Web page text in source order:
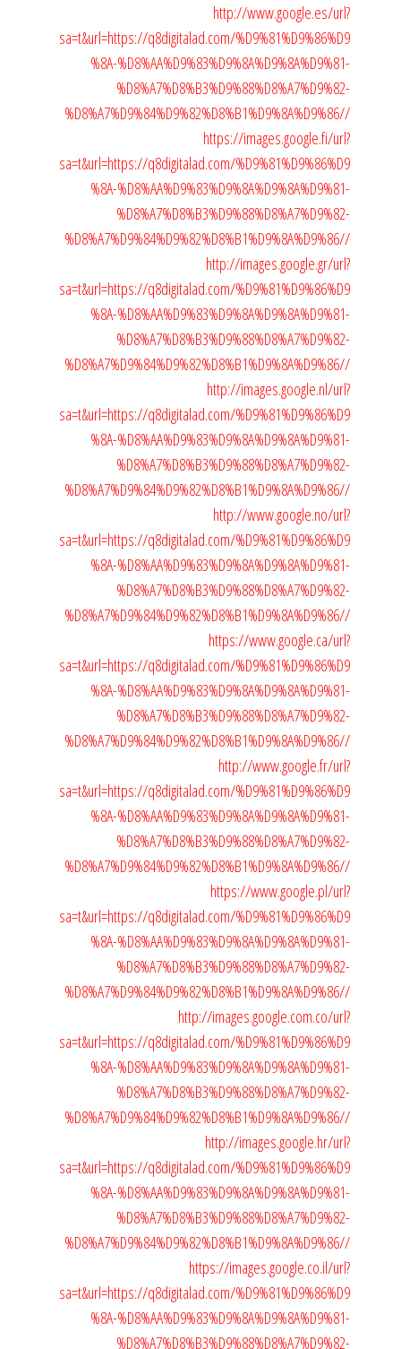
http://www.google.es/url?
sa=t&url=https://q8digitalad.com/%D9%81%D9%86%D9
%8A-%D8%AA%D9%83%D9%8A%D9%8A%D9%81-
%D8%A7%D8%B3%D9%88%D8%A7%D9%82-
%D8%A7%D9%84%D9%82%D8%B1%D9%8A%D9%86//
https://images.google.fi/url?
sa=t&url=https://q8digitalad.com/%D9%81%D9%86%D9
%8A-%D8%AA%D9%83%D9%8A%D9%8A%D9%81-
%D8%A7%D8%B3%D9%88%D8%A7%D9%82-
%D8%A7%D9%84%D9%82%D8%B1%D9%8A%D9%86//
http://images.google.gr/url?
sa=t&url=https://q8digitalad.com/%D9%81%D9%86%D9
%8A-%D8%AA%D9%83%D9%8A%D9%8A%D9%81-
%D8%A7%D8%B3%D9%88%D8%A7%D9%82-
%D8%A7%D9%84%D9%82%D8%B1%D9%8A%D9%86//
http://images.google.nl/url?
sa=t&url=https://q8digitalad.com/%D9%81%D9%86%D9
%8A-%D8%AA%D9%83%D9%8A%D9%8A%D9%81-
%D8%A7%D8%B3%D9%88%D8%A7%D9%82-
%D8%A7%D9%84%D9%82%D8%B1%D9%8A%D9%86//
http://www.google.no/url?
sa=t&url=https://q8digitalad.com/%D9%81%D9%86%D9
%8A-%D8%AA%D9%83%D9%8A%D9%8A%D9%81-
%D8%A7%D8%B3%D9%88%D8%A7%D9%82-
%D8%A7%D9%84%D9%82%D8%B1%D9%8A%D9%86//
https://www.google.ca/url?
sa=t&url=https://q8digitalad.com/%D9%81%D9%86%D9
%8A-%D8%AA%D9%83%D9%8A%D9%8A%D9%81-
%D8%A7%D8%B3%D9%88%D8%A7%D9%82-
%D8%A7%D9%84%D9%82%D8%B1%D9%8A%D9%86//
http://www.google.fr/url?
sa=t&url=https://q8digitalad.com/%D9%81%D9%86%D9
%8A-%D8%AA%D9%83%D9%8A%D9%8A%D9%81-
%D8%A7%D8%B3%D9%88%D8%A7%D9%82-
%D8%A7%D9%84%D9%82%D8%B1%D9%8A%D9%86//
https://www.google.pl/url?
sa=t&url=https://q8digitalad.com/%D9%81%D9%86%D9
%8A-%D8%AA%D9%83%D9%8A%D9%8A%D9%81-
%D8%A7%D8%B3%D9%88%D8%A7%D9%82-
%D8%A7%D9%84%D9%82%D8%B1%D9%8A%D9%86//
http://images.google.com.co/url?
sa=t&url=https://q8digitalad.com/%D9%81%D9%86%D9
%8A-%D8%AA%D9%83%D9%8A%D9%8A%D9%81-
%D8%A7%D8%B3%D9%88%D8%A7%D9%82-
%D8%A7%D9%84%D9%82%D8%B1%D9%8A%D9%86//
http://images.google.hr/url?
sa=t&url=https://q8digitalad.com/%D9%81%D9%86%D9
%8A-%D8%AA%D9%83%D9%8A%D9%8A%D9%81-
%D8%A7%D8%B3%D9%88%D8%A7%D9%82-
%D8%A7%D9%84%D9%82%D8%B1%D9%8A%D9%86//
https://images.google.co.il/url?
sa=t&url=https://q8digitalad.com/%D9%81%D9%86%D9
%8A-%D8%AA%D9%83%D9%8A%D9%8A%D9%81-
%D8%A7%D8%B3%D9%88%D8%A7%D9%82-